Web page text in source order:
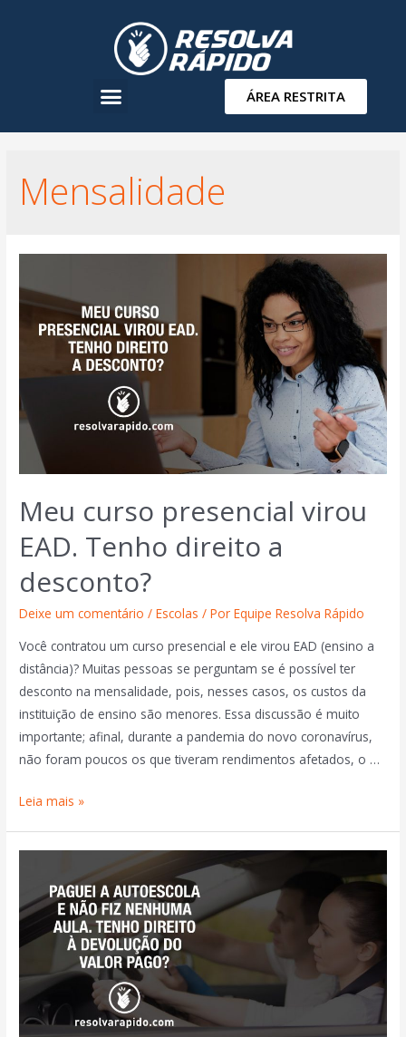
ÁREA RESTRITA
Mensalidade
Meu curso presencial virou
EAD. Tenho direito a
desconto?
Deixe um comentário /Escolas / PorEquipe Resolva Rápido
Você contratou um curso presencial e ele virou EAD (ensino a
distância)? Muitas pessoas se perguntam se é possível ter
desconto na mensalidade, pois, nesses casos, os custos da
instituição de ensino são menores. Essa discussão é muito
importante; afinal, durante a pandemia do novo coronavírus,
não foram poucos os que tiveram rendimentos afetados, o …
Leia mais »